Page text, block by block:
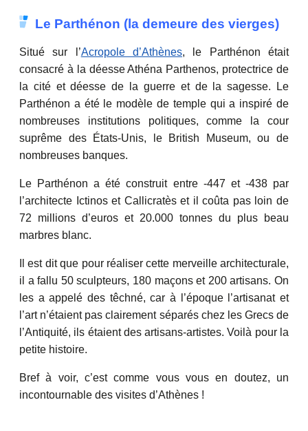
Le Parthénon (la demeure des vierges)
Situé sur l’Acropole d’Athènes, le Parthénon était
consacré à la déesse Athéna Parthenos, protectrice de
la cité et déesse de la guerre et de la sagesse. Le
Parthénon a été le modèle de temple qui a inspiré de
nombreuses institutions politiques, comme la cour
suprême des États-Unis, le British Museum, ou de
nombreuses banques.
Le Parthénon a été construit entre -447 et -438 par
l’architecte Ictinos et Callicratès et il coûta pas loin de
72 millions d’euros et 20.000 tonnes du plus beau
marbres blanc.
Il est dit que pour réaliser cette merveille architecturale,
il a fallu 50 sculpteurs, 180 maçons et 200 artisans. On
les a appelé des têchné, car à l’époque l’artisanat et
l’art n’étaient pas clairement séparés chez les Grecs de
l’Antiquité, ils étaient des artisans-artistes. Voilà pour la
petite histoire.
Bref à voir, c’est comme vous vous en doutez, un
incontournable des visites d’Athènes !